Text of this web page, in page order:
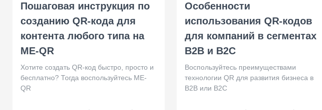
Пошаговая инструкция по
созданию QR-кода для
контента любого типа на
ME-QR
Хотите создать QR-код быстро, просто и
бесплатно? Тогда воспользуйтесь ME-
QR
Особенности
использования QR-кодов
для компаний в сегментах
B2B и B2C
Воспользуйтесь преимуществами
технологии QR для развития бизнеса в
B2B или B2C